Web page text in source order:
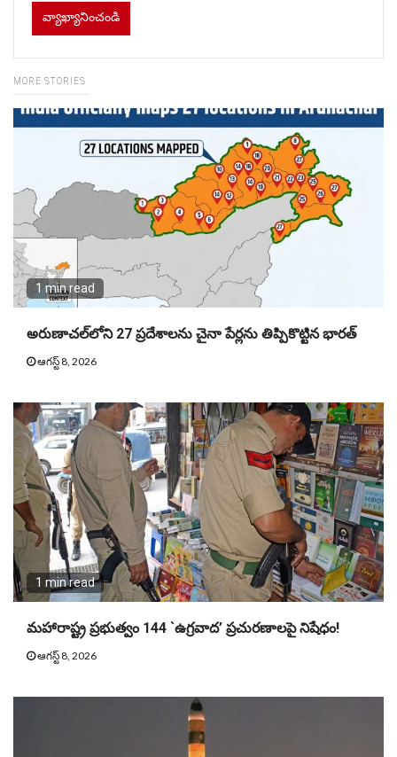
MORE STORIES
1 min read
అరుణాచల్‌లోని 27 ప్రదేశాలను చైనా పేర్లను తిప్పికొట్టిన భారత్
ఆగస్ట్ 8, 2026
1 min read
మహారాష్ట్ర ప్రభుత్వం 144 `ఉగ్రవాద’ ప్రచురణాలపై నిషేధం!
ఆగస్ట్ 8, 2026